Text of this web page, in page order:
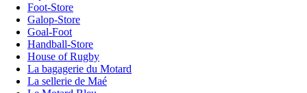
Foot-Store
Galop-Store
Goal-Foot
Handball-Store
House of Rugby
La bagagerie du Motard
La sellerie de Maé